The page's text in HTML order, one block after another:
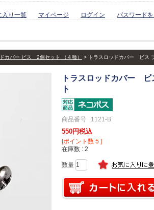
入り一覧 マイページ ログイン パスワード
カバー ビス 2個セット （４種） トラスロッドカバー ビス
トラスロッドカバー
ト
商品番号 1121-B
550 税込
[ポイント数 5 ]
在庫数
2